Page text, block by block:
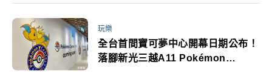
玩樂
全台首間寶可夢中心開幕日期公布！
落腳新光三越A11 Pokémon